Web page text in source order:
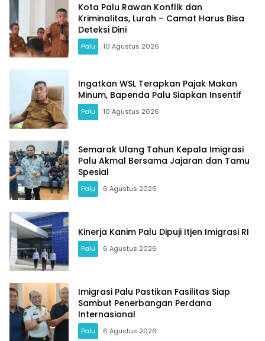
Kota Palu Rawan Konflik dan
Kriminalitas, Lurah – Camat Harus Bisa
Deteksi Dini
Palu 10 Agustus 2026
Ingatkan WSL Terapkan Pajak Makan
Minum, Bapenda Palu Siapkan Insentif
Palu 10 Agustus 2026
Semarak Ulang Tahun Kepala Imigrasi
Palu Akmal Bersama Jajaran dan Tamu
Spesial
Palu 6 Agustus 2026
Kinerja Kanim Palu Dipuji Itjen Imigrasi RI
Palu 6 Agustus 2026
Imigrasi Palu Pastikan Fasilitas Siap
Sambut Penerbangan Perdana
Internasional
Palu 6 Agustus 2026